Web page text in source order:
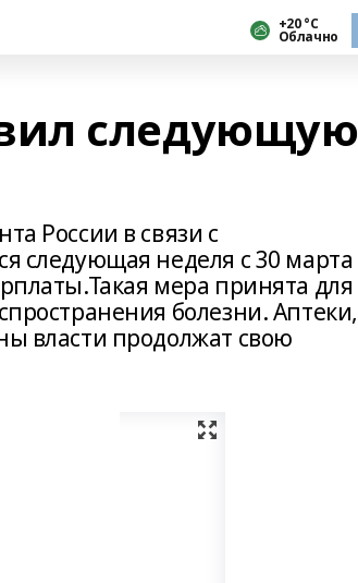
+20 °С
Облачно
следующую
России в связи с
следующая неделя с 30 марта
мера принята для
болезни. Аптеки,
власти продолжат свою